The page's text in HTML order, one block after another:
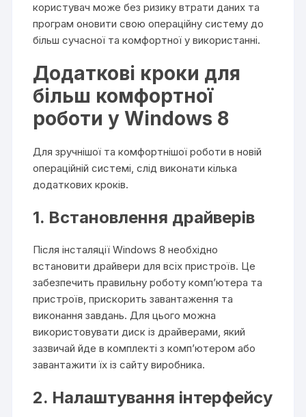
користувач може без ризику втрати даних та
програм оновити свою операційну систему до
більш сучасної та комфортної у використанні.
Додаткові кроки для
більш комфортної
роботи у Windows 8
Для зручнішої та комфортнішої роботи в новій
операційній системі, слід виконати кілька
додаткових кроків.
1. Встановлення драйверів
Після інсталяції Windows 8 необхідно
встановити драйвери для всіх пристроїв. Це
забезпечить правильну роботу комп’ютера та
пристроїв, прискорить завантаження та
виконання завдань. Для цього можна
використовувати диск із драйверами, який
зазвичай йде в комплекті з комп’ютером або
завантажити їх із сайту виробника.
2. Налаштування інтерфейсу